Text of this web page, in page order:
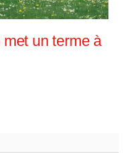
un terme à